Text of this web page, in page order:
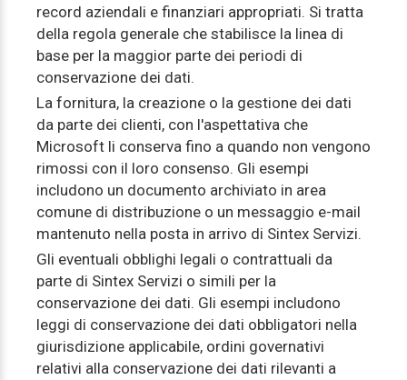
record aziendali e finanziari appropriati. Si tratta
della regola generale che stabilisce la linea di
base per la maggior parte dei periodi di
conservazione dei dati.
La fornitura, la creazione o la gestione dei dati
da parte dei clienti, con l'aspettativa che
Microsoft li conserva fino a quando non vengono
rimossi con il loro consenso. Gli esempi
includono un documento archiviato in area
comune di distribuzione o un messaggio e-mail
mantenuto nella posta in arrivo di Sintex Servizi.
Gli eventuali obblighi legali o contrattuali da
parte di Sintex Servizi o simili per la
conservazione dei dati. Gli esempi includono
leggi di conservazione dei dati obbligatori nella
giurisdizione applicabile, ordini governativi
relativi alla conservazione dei dati rilevanti a